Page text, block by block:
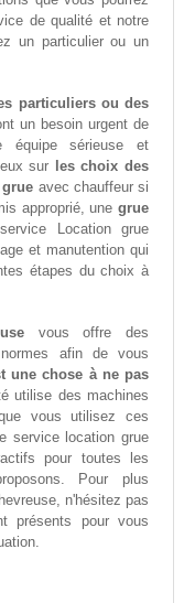
de qualité et notre
un particulier ou un
particuliers ou des
un besoin urgent de
équipe sérieuse et
sur
les choix des
avec chauffeur si
approprié, unegrue
Location grue
et manutention qui
étapes du choix à
vous offre des
afin de vous
une chose à ne pas
utilise des machines
vous utilisez ces
service location grue
pour toutes les
Pour plus
n'hésitez pas
présents pour vous